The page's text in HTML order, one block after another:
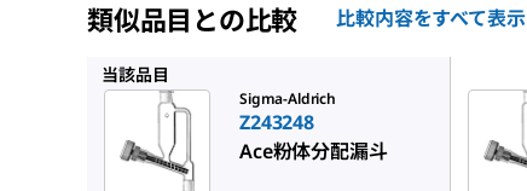
類似品目との比較 比較内容をすべて表示
当該品目
Sigma-Aldrich
Z243248
Ace粉体分配漏斗